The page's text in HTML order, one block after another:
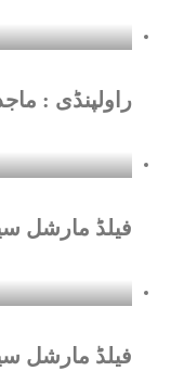
راولپنڈی :
فیلڈ مارشل سید عاصم
فیلڈ مارشل سید عاصم